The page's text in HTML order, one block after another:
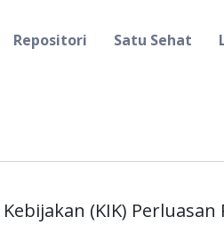
Repositori Satu Sehat
(KIK)